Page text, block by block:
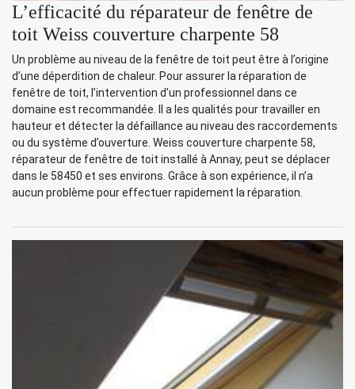
L’efficacité du réparateur de fenêtre de
toit Weiss couverture charpente 58
Un problème au niveau de la fenêtre de toit peut être à l’origine
d’une déperdition de chaleur. Pour assurer la réparation de
fenêtre de toit, l’intervention d’un professionnel dans ce
domaine est recommandée. Il a les qualités pour travailler en
hauteur et détecter la défaillance au niveau des raccordements
ou du système d’ouverture. Weiss couverture charpente 58,
réparateur de fenêtre de toit installé à Annay, peut se déplacer
dans le 58450 et ses environs. Grâce à son expérience, il n’a
aucun problème pour effectuer rapidement la réparation.